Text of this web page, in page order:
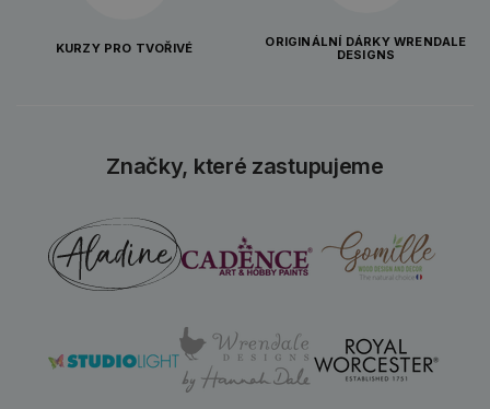
KURZY PRO TVOŘIVÉ
ORIGINÁLNÍ DÁRKY WRENDALE
DESIGNS
Značky, které zastupujeme